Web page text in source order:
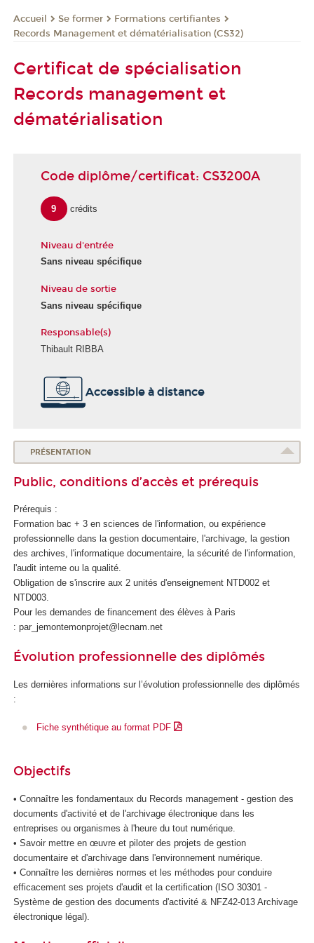
Accueil Se former
Formations certifiantes
Records Management et dématérialisation (CS32)
Certificat de spécialisation
Records management et
dématérialisation
Code diplôme/certificat: CS3200A
9 crédits
Niveau d'entrée
Sans niveau spécifique
Niveau de sortie
Sans niveau spécifique
Responsable(s)
Thibault RIBBA
É
o
d
u
n
m
é
r
i
q
u
e
e
t
e
'
Accessible à distance
PRÉSENTATION
Public, conditions d’accès et prérequis
Prérequis :
Formation bac + 3 en sciences de l'information, ou expérience
professionnelle dans la gestion documentaire, l'archivage, la gestion
des archives, l'informatique documentaire, la sécurité de l'information,
l'audit interne ou la qualité.
Obligation de s'inscrire aux 2 unités d'enseignement NTD002 et
NTD003.
Pour les demandes de financement des élèves à Paris
: par_jemontemonprojet@lecnam.net
Évolution professionnelle des diplômés
Les dernières informations sur l’évolution professionnelle des diplômés
:
Fiche synthétique au format PDF
Objectifs
• Connaître les fondamentaux du Records management - gestion des
documents d'activité et de l'archivage électronique dans les
entreprises ou organismes à l'heure du tout numérique.
• Savoir mettre en œuvre et piloter des projets de gestion
documentaire et d'archivage dans l'environnement numérique.
• Connaître les dernières normes et les méthodes pour conduire
efficacement ses projets d'audit et la certification (ISO 30301 -
Système de gestion des documents d'activité & NFZ42-013 Archivage
électronique légal).